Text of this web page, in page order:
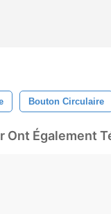
Bouton Circulaire
Ont Également